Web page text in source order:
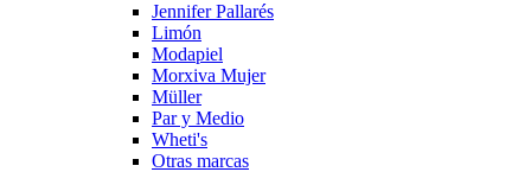
Jennifer Pallarés
Limón
Modapiel
Morxiva Mujer
Müller
Par y Medio
Wheti's
Otras marcas